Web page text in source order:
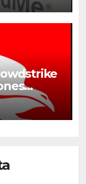
críticos